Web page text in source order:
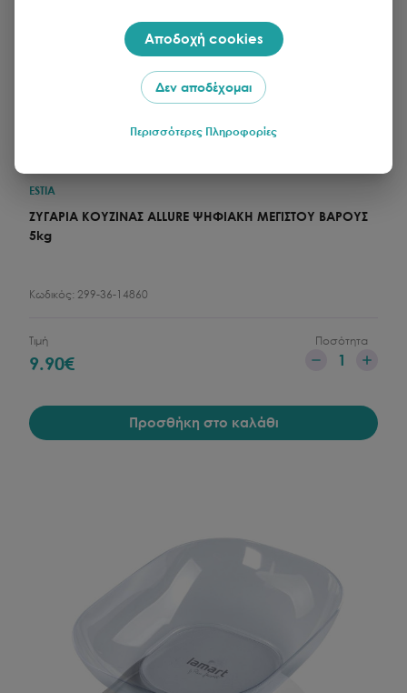
ESTIA
ΖΥΓΑΡΙΑ ΚΟΥΖΙΝΑΣ ALLURE ΨΗΦΙΑΚΗ ΜΕΓΙΣΤΟY ΒΑΡΟΥΣ
5kg
Κωδικός: 299-36-14860
Τιμή
9.90€
Ποσότητα
1
Προσθήκη στο καλάθι
Αποδοχή cookies
Δεν αποδέχομαι
Περισσότερες Πληροφορίες